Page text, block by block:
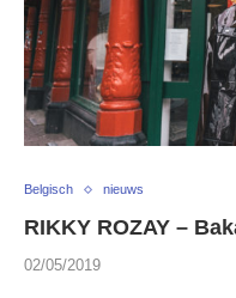
Belgisch nieuws
RIKKY ROZAY –
02/05/2019